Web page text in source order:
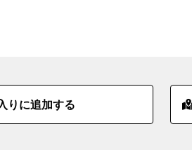
りに追加する